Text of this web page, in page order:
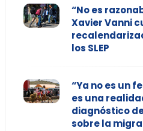
“No es
Xavier Vanni
los SLEP
“Ya no es un
es una
diagnóstico
sobre la